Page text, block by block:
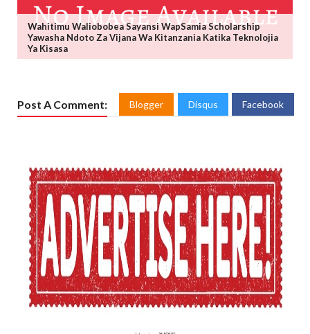
Wahitimu Waliobobea Sayansi WapSamia Scholarship
Yawasha Ndoto Za Vijana Wa Kitanzania Katika Teknolojia
Ya Kisasa
Post A Comment: Blogger Disqus Facebook